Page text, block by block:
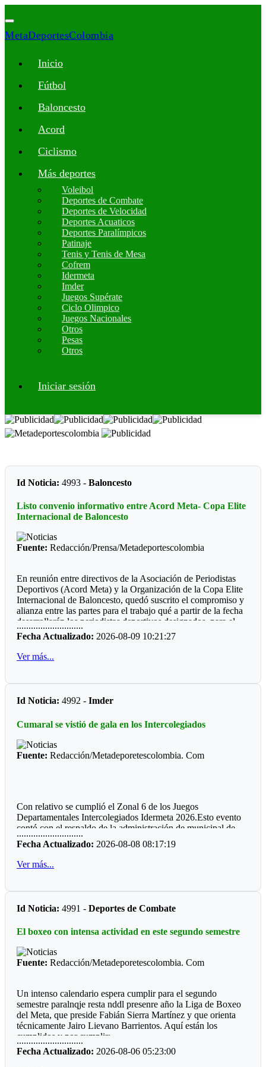
MetaDeportesColombia
Inicio
Fútbol
Baloncesto
Acord
Ciclismo
Más deportes
Voleibol
Deportes de Combate
Deportes de Velocidad
Deportes Acuaticos
Deportes Paralímpicos
Patinaje
Tenis y Tenis de Mesa
Cofrem
Idermeta
Imder
Juegos Supérate
Ciclo Olimpico
Juegos Nacionales
Otros
Pesas
Otros
Iniciar sesión
Id Noticia: 4993 -Baloncesto
Listo convenio informativo entre Acord Meta- Copa Elite
Internacional de Baloncesto
Fuente: Redacción/Prensa/Metadeportescolombia
En reunión entre directivos de la Asociación de Periodistas
Deportivos (Acord Meta) y la Organización de la Copa Elite
Internacional de Baloncesto, quedó suscrito el compromiso y
alianza entre las partes para el trabajo qué a partir de la fecha
desarrollarán los periodistas deportivos designados, para el
cubrimiento de este certamen que estará aglutinado a una gran
cantidad de equipos de nueve países.
El evento que tendrá la presencia de escuadras de las
verdadero turismo deportivo durante los primeros días del mes
octubre, donde se espera utilizar los mejores escenarios con
cuenta Idermeta.
Así mismo el Imder Villavicencio, estará facilitando algunos
tengan la oportunidad utilizar estos escenarios ubicados en
algunos sectores de nuestra capital.
existencia, y para ello la Junta Directiva está preparando una
reunión para celebrar esa efeméride.
Esperamos que, en los próximos días esta empresa
uno partidos previstos dentro la programación oficial. Esta
............................
Fecha Actualizado: 2026-08-09 10:21:27
Ver más...
Id Noticia: 4992 -Imder
Cumaral se vistió de gala en los Intercolegiados
Fuente: Redacción/Metadeporetescolombia. Com
Con relativo se cumplió el Zonal 6 de los Juegos
Departamentales Intercolegiados Idermeta 2026.Esto evento
contó con el respaldo de la administración de municipal de
Cumaral.
*Cumare
donde las mujeres son bonitas y los hombres son caballeros,
Precisamente cuentan con unas de las mejores manga de
coleo en el honor a Hernan Braidy.
Deportistas reconocidos por la comunidad :Enrique Braidy
Requiniva, Henry Walter Palma y ahora Leydy Cardozo,
ahora entrenadora de voleibol.
*Cumare4*
............................
Fecha Actualizado: 2026-08-08 08:17:19
Ver más...
Id Noticia: 4991 -Deportes de Combate
El boxeo con intensa actividad en este segundo semestre
Fuente: Redacción/Metadeporetescolombia. Com
Un intenso calendario espera cumplir para el segundo
semestre paralnqje resta nddl presenre año la Liga de Boxeo
del Meta, que preside Fabián Sierra Martínez y que orienta
técnicamente Jairo Lievano Barrientos. Aquí están los
cumplidos y por cumplir:
"Guamal *
............................
Fecha Actualizado: 2026-08-06 05:23:00